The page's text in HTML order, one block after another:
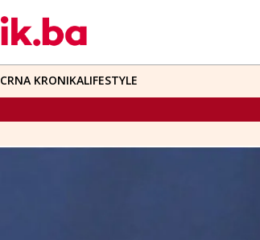
CRNA KRONIKALIFESTYLE